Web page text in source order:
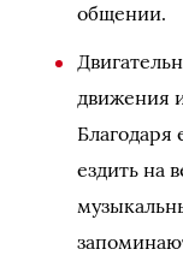
общении.
движения
Благодаря
ездить на